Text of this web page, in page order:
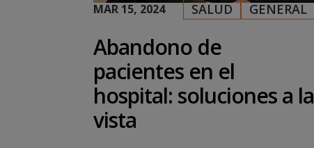
Abandono de
pacientes en el
hospital: soluciones a la
vista
MAR 15, 2024
| GENERAL
, SALUD